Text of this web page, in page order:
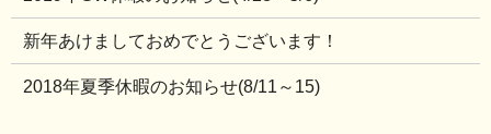
新年あけましておめでとうございます！
2018年夏季休暇のお知らせ(8/11～15)